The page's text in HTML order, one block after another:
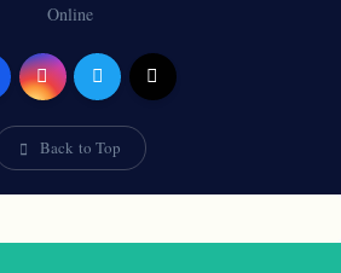
Online
Back to Top